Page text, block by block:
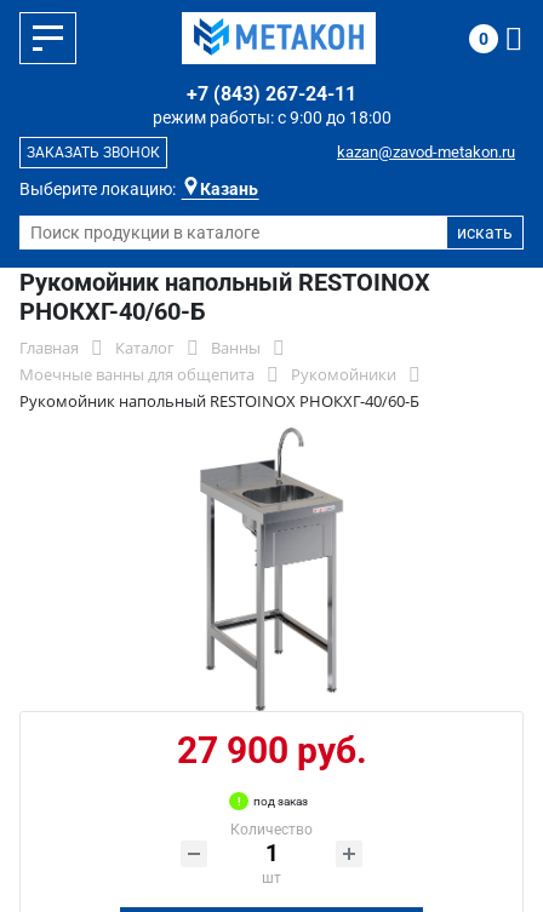
Выберите локацию: Казань
режим работы: с 9:00 до 18:00
+7 (843) 267-24-11
kazan@zavod-metakon.ru
ЗАКАЗАТЬ ЗВОНОК
0
Рукомойник напольный RESTOINOX
РНОКХГ-40/60-Б
Главная Каталог
Ванны
Моечные ванны для общепита
Рукомойники
Рукомойник напольный RESTOINOX РНОКХГ-40/60-Б
27 900 руб.
под заказ
Количество
шт